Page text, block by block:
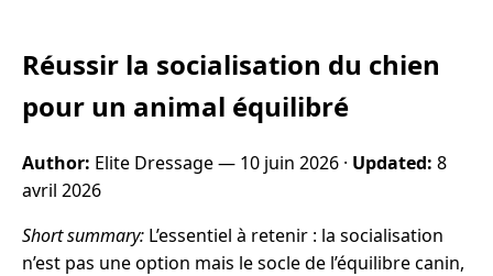
Réussir la socialisation du chien
pour un animal équilibré
Author: Elite Dressage — 10 juin 2026 · Updated: 8
avril 2026
Short summary: L’essentiel à retenir : la socialisation
n’est pas une option mais le socle de l’équilibre canin,